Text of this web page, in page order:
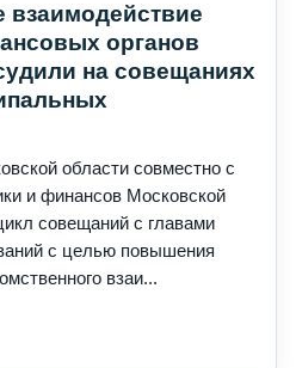
органов
на совещаниях
области совместно с
и финансов Московской
совещаний с главами
с целью повышения
взаи...